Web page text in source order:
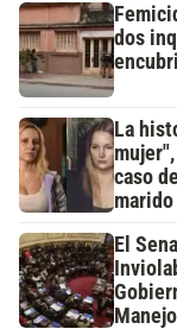
dos
La
caso
marido
El